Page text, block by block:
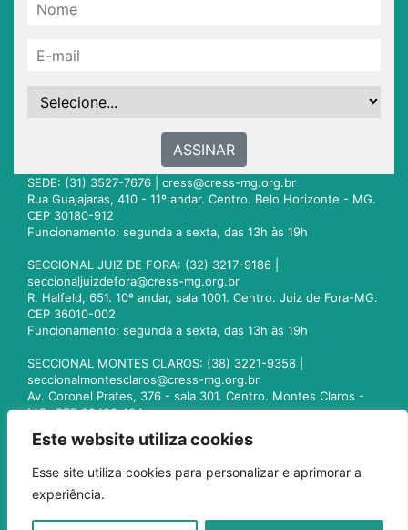
Este website utiliza cookies
Esse site utiliza cookies para personalizar e aprimorar a
experiência.
ASSINAR
SEDE: (31) 3527-7676 | cress@cress-mg.org.br
Rua Guajajaras, 410 - 11º andar. Centro. Belo Horizonte - MG.
CEP 30180-912
Funcionamento: segunda a sexta, das 13h às 19h
SECCIONAL JUIZ DE FORA: (32) 3217-9186 |
seccionaljuizdefora@cress-mg.org.br
R. Halfeld, 651. 10º andar, sala 1001. Centro. Juiz de Fora-MG.
CEP 36010-002
Funcionamento: segunda a sexta, das 13h às 19h
SECCIONAL MONTES CLAROS: (38) 3221-9358 |
seccionalmontesclaros@cress-mg.org.br
Av. Coronel Prates, 376 - sala 301. Centro. Montes Claros -
MG. CEP 39400-104
seccionaluberlandia@cress-mg.org.br
Av. Afonso Pena, 547 - sala 101. Uberlândia - MG. CEP